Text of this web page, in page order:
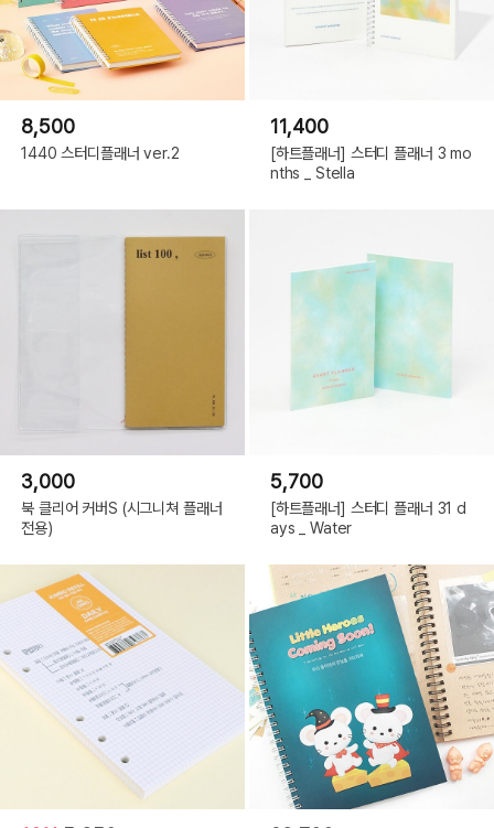
8,500
1440 스터디플래너 ver.2
11,400
[하트플래너] 스터디 플래너 3 mo
nths _ Stella
3,000
북 클리어 커버S (시그니쳐 플래너
전용)
5,700
[하트플래너] 스터디 플래너 31 d
ays _ Water